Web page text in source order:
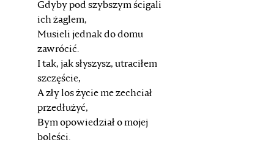
Gdyby pod szybszym ścigali
ich żaglem,
Musieli jednak do domu
zawrócić.
I tak, jak słyszysz, utraciłem
szczęście,
A zły los życie me zechciał
przedłużyć,
Bym opowiedział o mojej
boleści.